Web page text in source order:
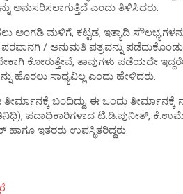
ಎಂದು ತಿಳಿಸಿದರು.
ಅಂಗಡಿ ಮಳಿಗೆ, ಕಟ್ಟಡ, ಇತ್ಯಾದಿ
/ ಅನುಮತಿ ಪತ್ರವನ್ನು ಪಡೆದುಕೊಂಡು
ಕೋರುತ್ತೇವೆ, ತಾವುಗಳು ಪಡೆಯದೇ
ಸಾಧ್ಯವಿಲ್ಲ ಎಂದು ಹೇಳಿದರು.
ಬಂದಿದ್ದು, ಈ ಒಂದು ತೀರ್ಮಾನಕ್ಕೆ
ಪದಾಧಿಕಾರಿಗಳಾದ ಟಿ.ಡಿ.ಪುನೀತ್,
ಇತರರು ಉಪಸ್ಥಿತರಿದ್ದರು.